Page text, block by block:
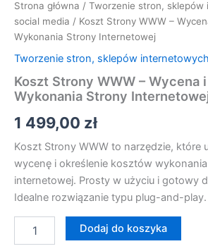
Strona główna / Tworzenie stron, sklepów
social media / Koszt Strony WWW –
Wykonania Strony Internetowej
Tworzenie stron, sklepów
Koszt Strony WWW – Wycena
Wykonania Strony
1 499,00 zł
Koszt Strony WWW to narzędzie, które
wycenę i określenie kosztów
internetowej. Prosty w użyciu i gotowy
Idealne rozwiązanie typu plug-and-play.
Dodaj do koszyka